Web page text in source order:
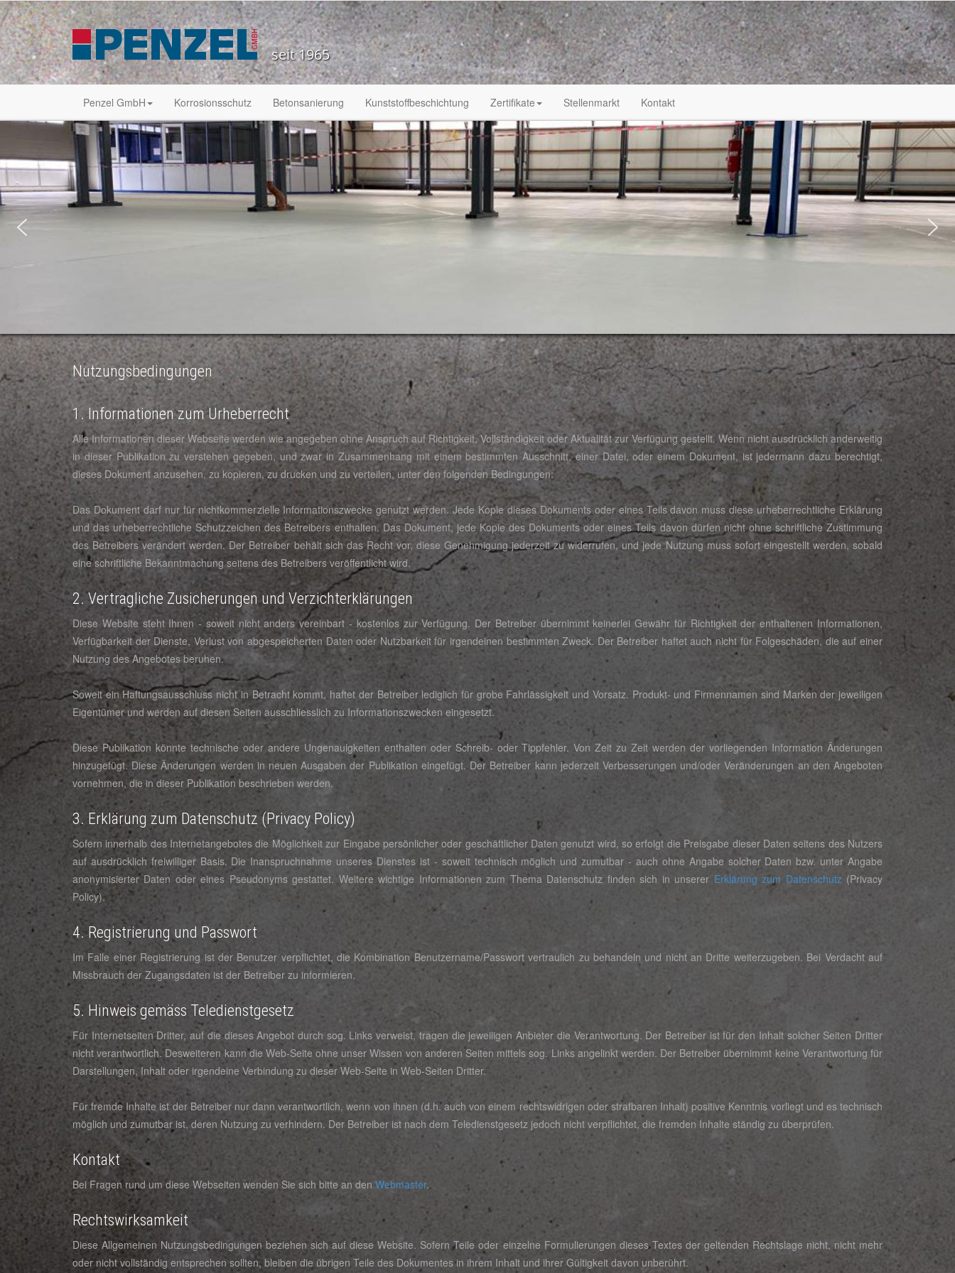
seit 1965
Penzel GmbH Korrosionsschutz Betonsanierung Kunststoffbeschichtung Zertifikate Stellenmarkt Kontakt
Nutzungsbedingungen
1. Informationen zum Urheberrecht
Alle Informationen dieser Webseite werden wie angegeben ohne Anspruch auf Richtigkeit, Vollständigkeit oder Aktualität zur Verfügung gestellt. Wenn nicht ausdrücklich anderweitig
in dieser Publikation zu verstehen gegeben, und zwar in Zusammenhang mit einem bestimmten Ausschnitt, einer Datei, oder einem Dokument, ist jedermann dazu berechtigt,
dieses Dokument anzusehen, zu kopieren, zu drucken und zu verteilen, unter den folgenden Bedingungen:
Das Dokument darf nur für nichtkommerzielle Informationszwecke genutzt werden. Jede Kopie dieses Dokuments oder eines Teils davon muss diese urheberrechtliche Erklärung
und das urheberrechtliche Schutzzeichen des Betreibers enthalten. Das Dokument, jede Kopie des Dokuments oder eines Teils davon dürfen nicht ohne schriftliche Zustimmung
des Betreibers verändert werden. Der Betreiber behält sich das Recht vor, diese Genehmigung jederzeit zu widerrufen, und jede Nutzung muss sofort eingestellt werden, sobald
eine schriftliche Bekanntmachung seitens des Betreibers veröffentlicht wird.
2. Vertragliche Zusicherungen und Verzichterklärungen
Diese Website steht Ihnen - soweit nicht anders vereinbart - kostenlos zur Verfügung. Der Betreiber übernimmt keinerlei Gewähr für Richtigkeit der enthaltenen Informationen,
Verfügbarkeit der Dienste, Verlust von abgespeicherten Daten oder Nutzbarkeit für irgendeinen bestimmten Zweck. Der Betreiber haftet auch nicht für Folgeschäden, die auf einer
Nutzung des Angebotes beruhen.
Soweit ein Haftungsausschluss nicht in Betracht kommt, haftet der Betreiber lediglich für grobe Fahrlässigkeit und Vorsatz. Produkt- und Firmennamen sind Marken der jeweiligen
Eigentümer und werden auf diesen Seiten ausschliesslich zu Informationszwecken eingesetzt.
Diese Publikation könnte technische oder andere Ungenauigkeiten enthalten oder Schreib- oder Tippfehler. Von Zeit zu Zeit werden der vorliegenden Information Änderungen
hinzugefügt. Diese Änderungen werden in neuen Ausgaben der Publikation eingefügt. Der Betreiber kann jederzeit Verbesserungen und/oder Veränderungen an den Angeboten
vornehmen, die in dieser Publikation beschrieben werden.
3. Erklärung zum Datenschutz (Privacy Policy)
Sofern innerhalb des Internetangebotes die Möglichkeit zur Eingabe persönlicher oder geschäftlicher Daten genutzt wird, so erfolgt die Preisgabe dieser Daten seitens des Nutzers
auf ausdrücklich freiwilliger Basis. Die Inanspruchnahme unseres Dienstes ist - soweit technisch möglich und zumutbar - auch ohne Angabe solcher Daten bzw. unter Angabe
anonymisierter Daten oder eines Pseudonyms gestattet. Weitere wichtige Informationen zum Thema Datenschutz finden sich in unserer Erklärung zum Datenschutz(Privacy
Policy).
4. Registrierung und Passwort
Im Falle einer Registrierung ist der Benutzer verpflichtet, die Kombination Benutzername/Passwort vertraulich zu behandeln und nicht an Dritte weiterzugeben. Bei Verdacht auf
Missbrauch der Zugangsdaten ist der Betreiber zu informieren.
5. Hinweis gemäss Teledienstgesetz
Für Internetseiten Dritter, auf die dieses Angebot durch sog. Links verweist, tragen die jeweiligen Anbieter die Verantwortung. Der Betreiber ist für den Inhalt solcher Seiten Dritter
nicht verantwortlich. Desweiteren kann die Web-Seite ohne unser Wissen von anderen Seiten mittels sog. Links angelinkt werden. Der Betreiber übernimmt keine Verantwortung für
Darstellungen, Inhalt oder irgendeine Verbindung zu dieser Web-Seite in Web-Seiten Dritter.
Für fremde Inhalte ist der Betreiber nur dann verantwortlich, wenn von ihnen (d.h. auch von einem rechtswidrigen oder strafbaren Inhalt) positive Kenntnis vorliegt und es technisch
möglich und zumutbar ist, deren Nutzung zu verhindern. Der Betreiber ist nach dem Teledienstgesetz jedoch nicht verpflichtet, die fremden Inhalte ständig zu überprüfen.
Kontakt
Bei Fragen rund um diese Webseiten wenden Sie sich bitte an denWebmaster.
Rechtswirksamkeit
Diese Allgemeinen Nutzungsbedingungen beziehen sich auf diese Website. Sofern Teile oder einzelne Formulierungen dieses Textes der geltenden Rechtslage nicht, nicht mehr
oder nicht vollständig entsprechen sollten, bleiben die übrigen Teile des Dokumentes in ihrem Inhalt und ihrer Gültigkeit davon unberührt.